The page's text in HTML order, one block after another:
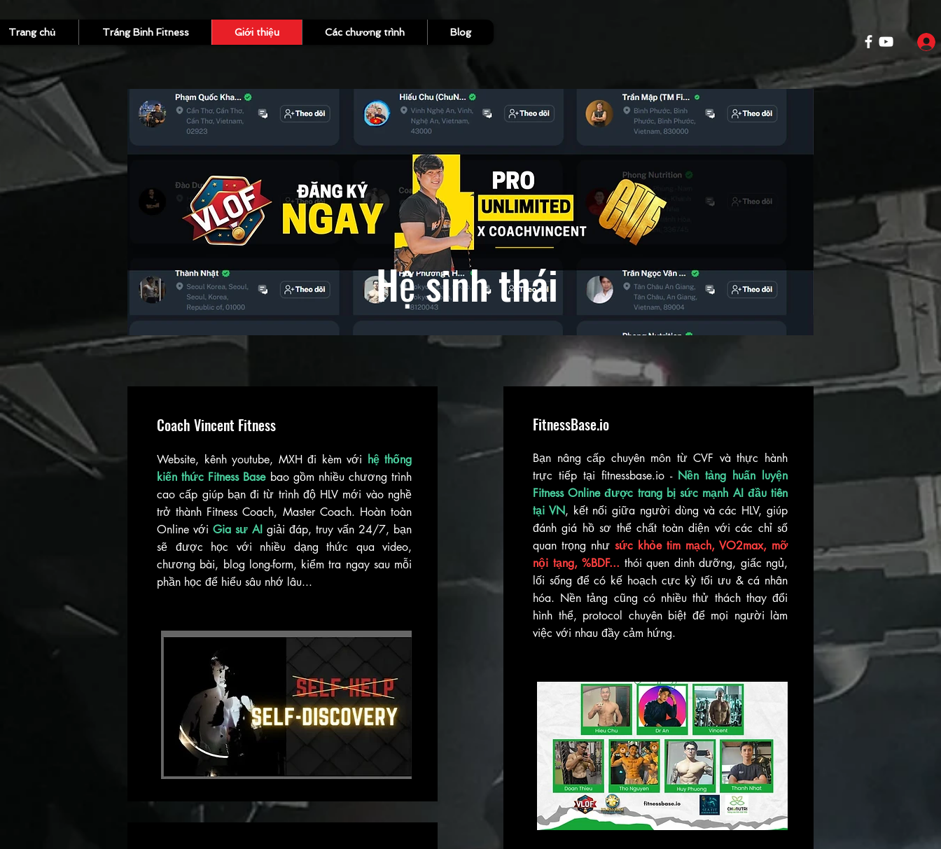
Trang chủ Tráng Binh Fitness Giới thiệu Các chương trình Blog
Hệ sinh thái
Coach Vincent Fitness
Website, kênh youtube, MXH đi kèm với hệ thống
kiến thức Fitness Basebao gồm nhiều chương trình
cao cấp giúp bạn đi từ trình độ HLV mới vào nghề
trở thành Fitness Coach, Master Coach. Hoàn toàn
Online với Gia sư AI giải đáp, truy vấn 24/7, bạn
sẽ được học với nhiều dạng thức qua video,
chương bài, blog long-form, kiểm tra ngay sau mỗi
phần học để hiểu sâu nhớ lâu...
FitnessBase.io
Bạn nâng cấp chuyên môn từ CVF và thực hành
trực tiếp tại fitnessbase.io - Nền tảng huấn luyện
Fitness Online được trang bị sức mạnh AI đầu tiên
tại VN, kết nối giữa người dùng và các HLV, giúp
đánh giá hồ sơ thể chất toàn diện với các chỉ số
quan trọng như sức khỏe tim mạch, VO2max, mỡ
nội tạng, %BDF... thói quen dinh dưỡng, giấc ngủ,
lối sống để có kế hoạch cực kỳ tối ưu & cá nhân
hóa. Nền tảng cũng có nhiều thử thách thay đổi
hình thể, protocol chuyên biệt để mọi người làm
việc với nhau đầy cảm hứng.